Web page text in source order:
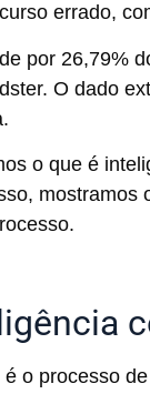
errado,
por 26,79%
O dado
o que é
o processo